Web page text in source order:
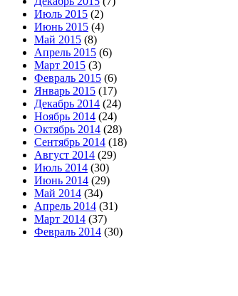
Июль 2015 (2)
Июнь 2015 (4)
Май 2015 (8)
Апрель 2015 (6)
Март 2015 (3)
Февраль 2015 (6)
Январь 2015 (17)
Декабрь 2014 (24)
Ноябрь 2014 (24)
Октябрь 2014 (28)
Сентябрь 2014 (18)
Август 2014 (29)
Июль 2014 (30)
Июнь 2014 (29)
Май 2014 (34)
Апрель 2014 (31)
Март 2014 (37)
Февраль 2014 (30)